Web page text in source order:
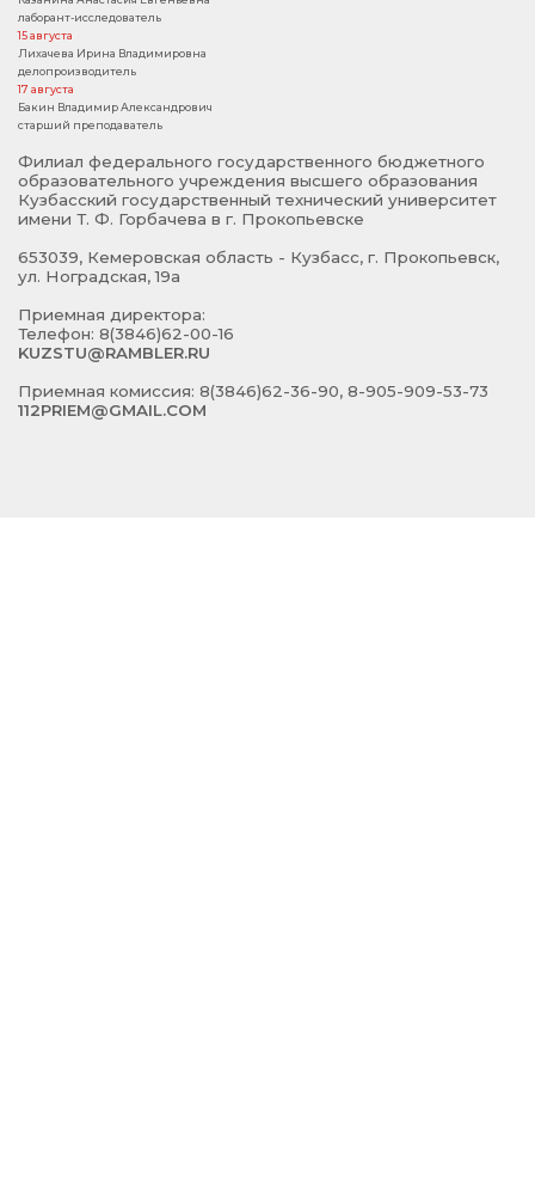
лаборант-исследователь
15 августа
Лихачева Ирина Владимировна
делопроизводитель
17 августа
Бакин Владимир Александрович
старший преподаватель
Филиал федерального государственного бюджетного
образовательного учреждения высшего образования
Кузбасский государственный технический университет
имени Т. Ф. Горбачева в г. Прокопьевске
653039, Кемеровская область - Кузбасс, г. Прокопьевск,
ул. Ноградская, 19а
Приемная директора:
Телефон: 8(3846)62-00-16
KUZSTU@RAMBLER.RU
Приемная комиссия: 8(3846)62-36-90, 8-905-909-53-73
112PRIEM@GMAIL.COM